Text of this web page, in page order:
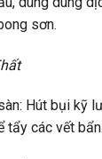
sơn.
Hút bụi kỹ
tẩy các vết bẩn.